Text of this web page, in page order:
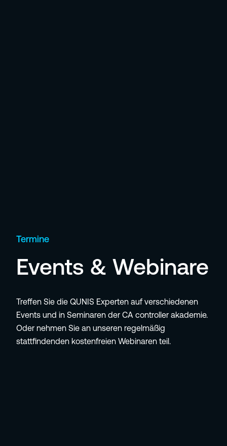
Termine
Events & Webinare
Treffen Sie die QUNIS Experten auf verschiedenen
Events und in Seminaren der CA controller akademie.
Oder nehmen Sie an unseren regelmäßig
stattfindenden kostenfreien Webinaren teil.